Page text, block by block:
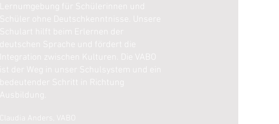
Lernumgebung für Schülerinnen und
Schüler ohne Deutschkenntnisse. Unsere
Schulart hilft beim Erlernen der
deutschen Sprache und fördert die
Integration zwischen Kulturen. Die VABO
ist der Weg in unser Schulsystem und ein
bedeutender Schritt in Richtung
Ausbildung.
Claudia Anders, VABO